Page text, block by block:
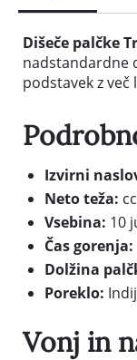
Dišeče palčke
nadstandardne
podstavek z več
Izvirni
Neto teža:
Vsebina: 10
Čas gorenja:
Dolžina
Poreklo:
Vonj in